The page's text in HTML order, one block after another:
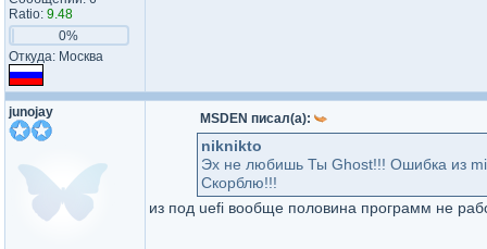
Ratio: 9.48
0%
Откуда: Москва
junojay MSDEN писал(а):
niknikto
Эх не любишь Ты Ghost!!! Ошибка из
Скорблю!!!
из под uefi вообще половина программ не